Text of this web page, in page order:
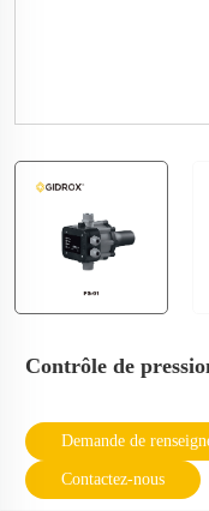
Contrôle de
Demande de
Contactez-nous